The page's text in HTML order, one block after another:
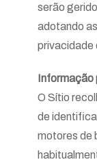
serão
adotando
privacidade
Informação
O Sítio
de
motores de